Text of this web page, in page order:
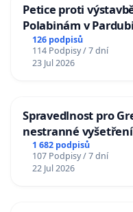
Petice proti
Polabinám v
126 podpisů
114 Podpisy / 7 dní
23 Jul 2026
Spravedlnost pro
nestranné vyšetření
1 682 podpisů
107 Podpisy / 7 dní
22 Jul 2026